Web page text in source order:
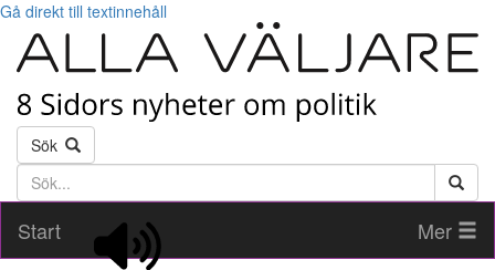
Gå direkt till textinnehåll
Sök
Söktext
Start
Mer